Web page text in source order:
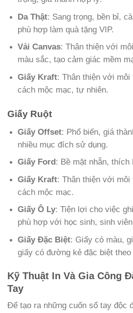
Da Thật: Sang trọng, bền bỉ,
phù hợp làm quà tặng VIP.
Vải Canvas: Thân thiện với
màu sắc, tạo cảm giác mềm
Giấy Kraft: Thân thiện với
cách mộc mạc, tự nhiên.
Giấy Ruột
Giấy Offset: Phổ biến, giá
nhiều mục đích sử dụng.
Giấy Ford : Bề mặt nhẵn,
Giấy Kraft: Thân thiện với
cách mộc mạc.
Giấy Ô Ly: Tiện lợi cho việc
phù hợp với học sinh, sinh
Giấy Đặc Biệt: Giấy có màu,
giấy có đường kẻ đặc biệt theo
Kỹ Thuật In Và Gia Công
Tay
Để tạo ra những cuốn sổ tay độc